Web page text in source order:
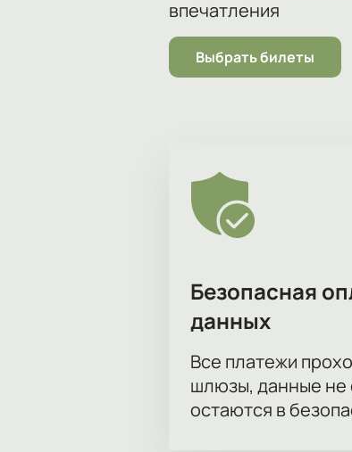
впечатления
Выбрать билеты
Безопасная
данных
Все платежи
шлюзы, данные не
остаются в